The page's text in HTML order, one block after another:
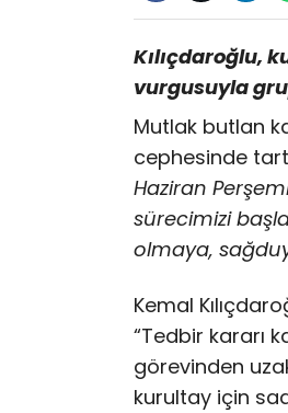
Kılıçdaroğlu,
vurgusuyla
Mutlak butlan
cephesinde
Haziran
sürecimizi
olmaya,
Kemal
“Tedbir kararı
görevinden
kurultay için